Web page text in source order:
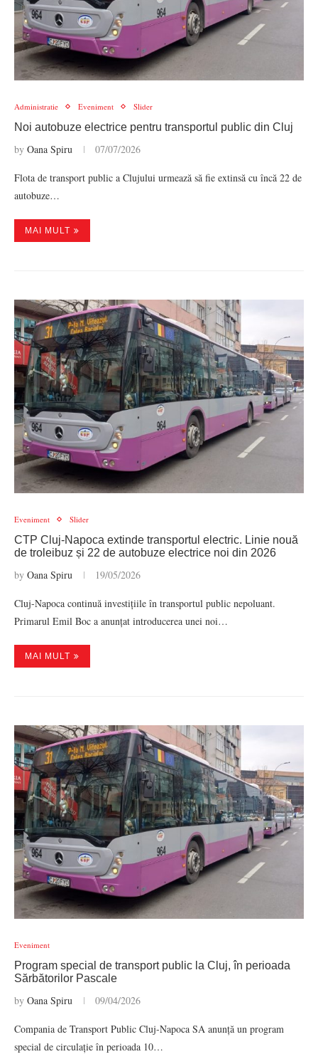
Administratie Eveniment Slider
Noi autobuze electrice pentru transportul public din Cluj
by Oana Spiru 07/07/2026
Flota de transport public a Clujului urmează să fie extinsă cu încă 22 de
autobuze…
MAI MULT
Eveniment Slider
CTP Cluj-Napoca extinde transportul electric. Linie nouă
de troleibuz și 22 de autobuze electrice noi din 2026
by Oana Spiru 19/05/2026
Cluj-Napoca continuă investițiile în transportul public nepoluant.
Primarul Emil Boc a anunțat introducerea unei noi…
MAI MULT
Eveniment
Program special de transport public la Cluj, în perioada
Sărbătorilor Pascale
by Oana Spiru 09/04/2026
Compania de Transport Public Cluj-Napoca SA anunță un program
special de circulație în perioada 10…